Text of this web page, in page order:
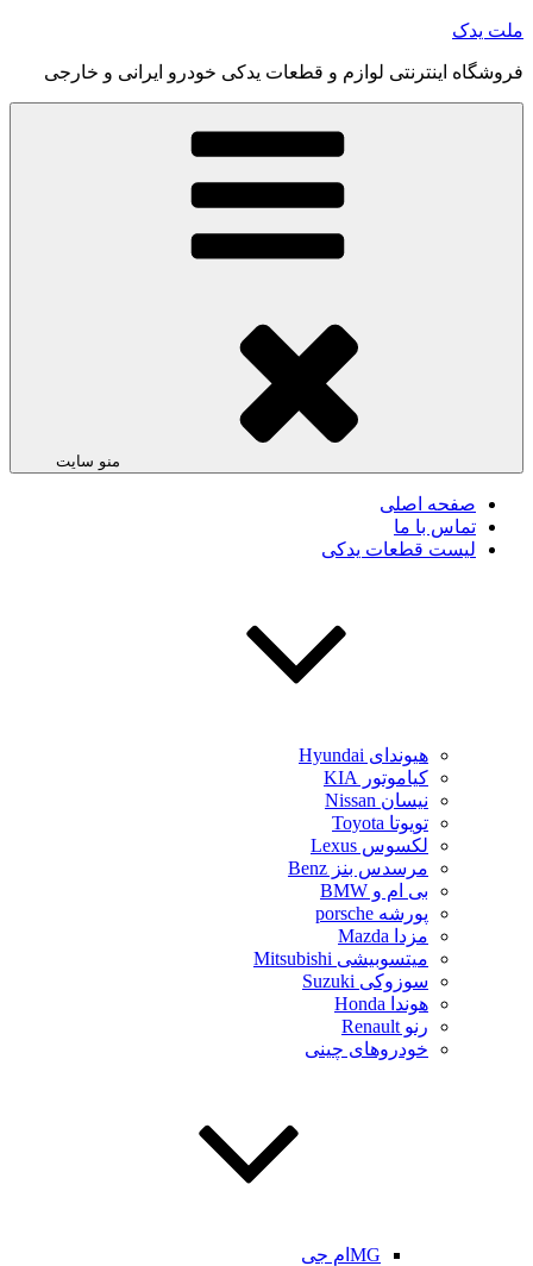
رفتن
محتوا
ملت یدک
فروشگاه اینترنتی لوازم و قطعات یدکی خودرو ایرانی و خارجی
منو سایت
صفحه اصلی
تماس با ما
لیست قطعات یدکی
هیوندای Hyundai
کیاموتور KIA
نیسان Nissan
تویوتا Toyota
لکسوس Lexus
مرسدس بنز Benz
بی ام و BMW
پورشه porsche
مزدا Mazda
میتسوبیشی Mitsubishi
سوزوکی Suzuki
هوندا Honda
رنو Renault
خودروهای چینی
MGام جی